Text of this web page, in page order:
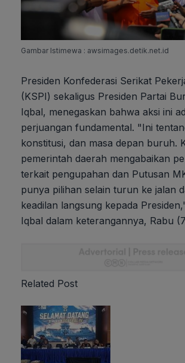
Gambar Istimewa : awsimages.detik.net.id
Presiden Konfederasi Serikat
(KSPI) sekaligus Presiden Partai
Iqbal, menegaskan bahwa aksi ini
perjuangan fundamental. "Ini
konstitusi, dan masa depan buruh.
pemerintah daerah mengabaikan
terkait pengupahan dan Putusan
punya pilihan selain turun ke jalan
keadilan langsung kepada
Iqbal dalam keterangannya, Rabu
Related Post